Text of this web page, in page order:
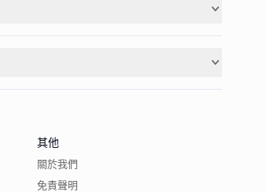
其他
關於我們
免責聲明